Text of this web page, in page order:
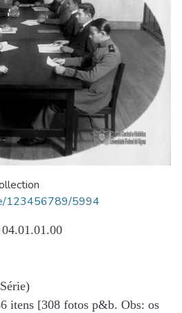
123456789/5994
itens [308 fotos p&b. Obs: os